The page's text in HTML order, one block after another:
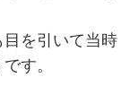
を引いて当時
す。